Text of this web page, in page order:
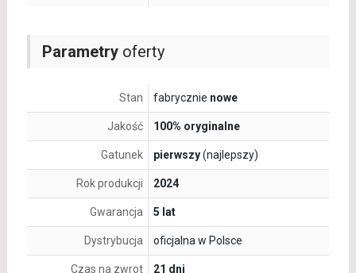
Parametryoferty
Stan fabrycznie nowe
Jakość 100% oryginalne
Gatunek pierwszy(najlepszy)
Rok produkcji 2024
Gwarancja 5 lat
Dystrybucja oficjalna w Polsce
Czas na zwrot 21 dni